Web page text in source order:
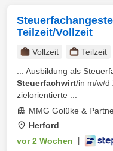
Teilzeit/Vollzeit
Vollzeit Teilzeit
... Ausbildung als
Steuerfachwirt/in m/w/d
zielorientierte ...
MMG Golüke &
Herford
vor 2 Wochen